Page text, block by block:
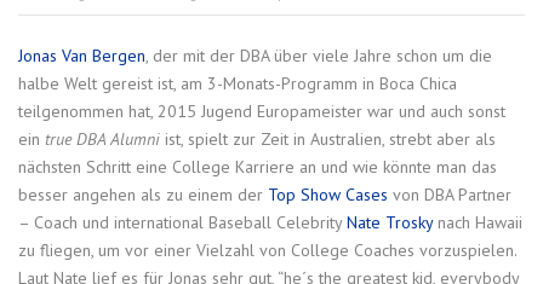
Jonas Van Bergen, der mit der DBA über viele Jahre schon um die
halbe Welt gereist ist, am 3-Monats-Programm in Boca Chica
teilgenommen hat, 2015 Jugend Europameister war und auch sonst
ein true DBA Alumni ist, spielt zur Zeit in Australien, strebt aber als
nächsten Schritt eine College Karriere an und wie könnte man das
besser angehen als zu einem der Top Show Cases von DBA Partner
– Coach und international Baseball CelebrityNate Troskynach Hawaii
zu fliegen, um vor einer Vielzahl von College Coaches vorzuspielen.
Laut Nate lief es für Jonas sehr gut, “he´s the greatest kid, everybody